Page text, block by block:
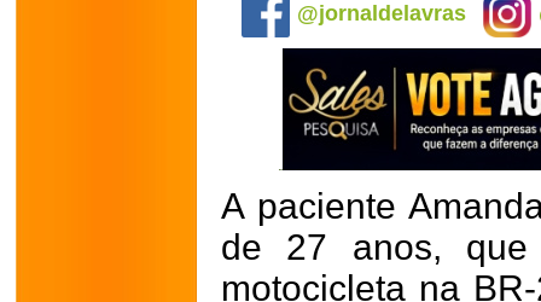
@jornaldelavras
A paciente
de 27 anos, que
motocicleta na